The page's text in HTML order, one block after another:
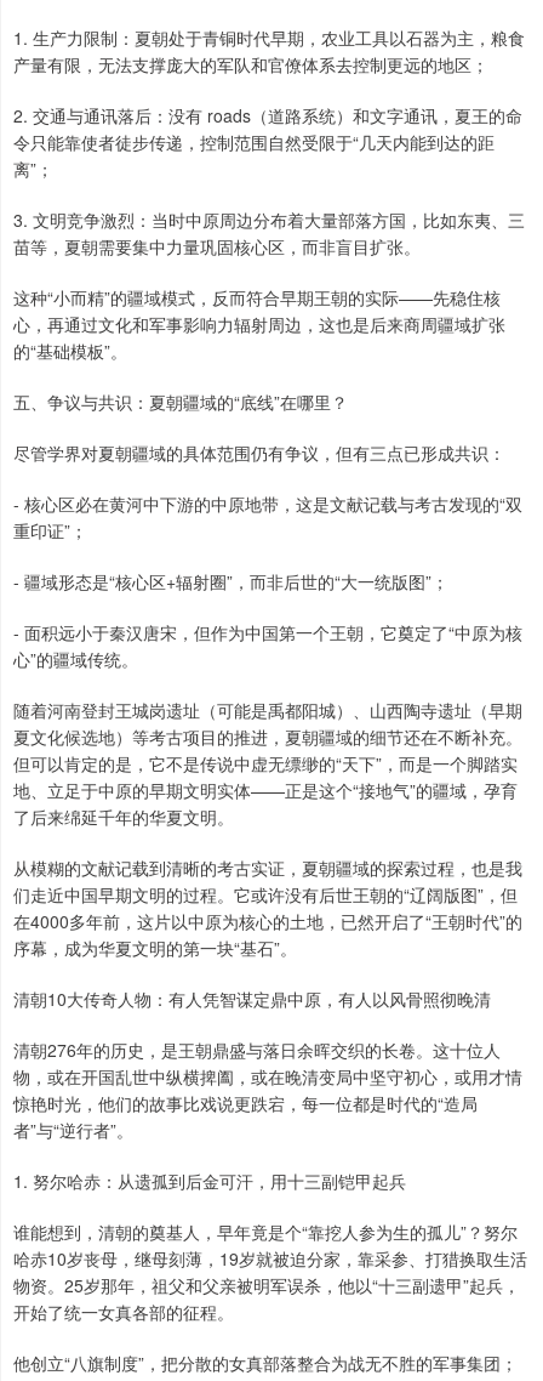
1. 生产力限制：夏朝处于青铜时代早期，农业工具以石器为主，粮食
产量有限，无法支撑庞大的军队和官僚体系去控制更远的地区；
2. 交通与通讯落后：没有 roads（道路系统）和文字通讯，夏王的命
令只能靠使者徒步传递，控制范围自然受限于“几天内能到达的距
离”；
3. 文明竞争激烈：当时中原周边分布着大量部落方国，比如东夷、三
苗等，夏朝需要集中力量巩固核心区，而非盲目扩张。
这种“小而精”的疆域模式，反而符合早期王朝的实际——先稳住核
心，再通过文化和军事影响力辐射周边，这也是后来商周疆域扩张
的“基础模板”。
五、争议与共识：夏朝疆域的“底线”在哪里？
尽管学界对夏朝疆域的具体范围仍有争议，但有三点已形成共识：
- 核心区必在黄河中下游的中原地带，这是文献记载与考古发现的“双
重印证”；
- 疆域形态是“核心区+辐射圈”，而非后世的“大一统版图”；
- 面积远小于秦汉唐宋，但作为中国第一个王朝，它奠定了“中原为核
心”的疆域传统。
随着河南登封王城岗遗址（可能是禹都阳城）、山西陶寺遗址（早期
夏文化候选地）等考古项目的推进，夏朝疆域的细节还在不断补充。
但可以肯定的是，它不是传说中虚无缥缈的“天下”，而是一个脚踏实
地、立足于中原的早期文明实体——正是这个“接地气”的疆域，孕育
了后来绵延千年的华夏文明。
从模糊的文献记载到清晰的考古实证，夏朝疆域的探索过程，也是我
们走近中国早期文明的过程。它或许没有后世王朝的“辽阔版图”，但
在4000多年前，这片以中原为核心的土地，已然开启了“王朝时代”的
序幕，成为华夏文明的第一块“基石”。
清朝10大传奇人物：有人凭智谋定鼎中原，有人以风骨照彻晚清
清朝276年的历史，是王朝鼎盛与落日余晖交织的长卷。这十位人
物，或在开国乱世中纵横捭阖，或在晚清变局中坚守初心，或用才情
惊艳时光，他们的故事比戏说更跌宕，每一位都是时代的“造局
者”与“逆行者”。
1. 努尔哈赤：从遗孤到后金可汗，用十三副铠甲起兵
谁能想到，清朝的奠基人，早年竟是个“靠挖人参为生的孤儿”？努尔
哈赤10岁丧母，继母刻薄，19岁就被迫分家，靠采参、打猎换取生活
物资。25岁那年，祖父和父亲被明军误杀，他以“十三副遗甲”起兵，
开始了统一女真各部的征程。
他创立“八旗制度”，把分散的女真部落整合为战无不胜的军事集团；